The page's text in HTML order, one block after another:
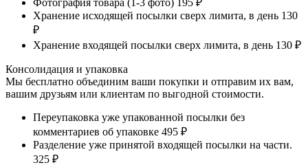
Хранение исходящей посылки сверх лимита, в день 130
₽
Хранение входящей посылки сверх лимита, в день 130 ₽
Консолидация и упаковка
Мы бесплатно объединим ваши покупки и отправим их вам,
вашим друзьям или клиентам по выгодной стоимости.
Переупаковка уже упакованной посылки без
комментариев об упаковке 495 ₽
Разделение уже принятой входящей посылки на части.
325 ₽